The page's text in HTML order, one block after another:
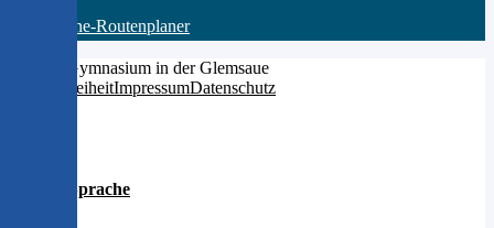
zum Online-Routenplaner
© 2026 Gymnasium in der Glemsaue
BarrierefreiheitImpressumDatenschutz
Leichte Sprache